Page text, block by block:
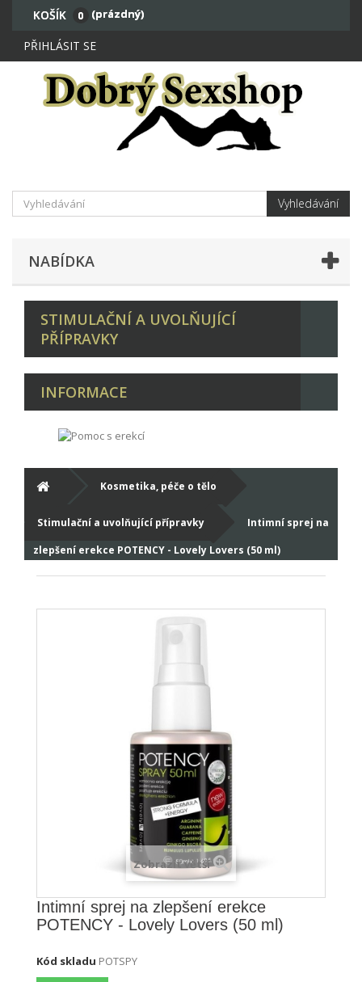
KOŠÍK 0 (prázdný)
PŘIHLÁSIT SE
Vyhledávání
NABÍDKA
STIMULAČNÍ A UVOLŇUJÍCÍ
PŘÍPRAVKY
INFORMACE
Kosmetika, péče o tělo
Stimulační a uvolňující přípravky
Intimní sprej na
zlepšení erekce POTENCY - Lovely Lovers (50 ml)
Zobrazit větší
Intimní sprej na zlepšení erekce
POTENCY - Lovely Lovers (50 ml)
Kód skladu POTSPY